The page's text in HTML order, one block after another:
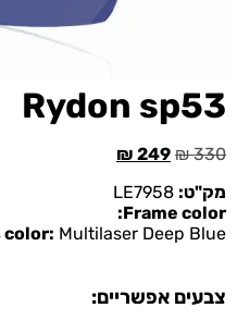
Rydon sp53
₪330
₪ 249
מק"ט:
Frame color:
color: Multilaser Deep Blue
צבעים אפשריים: